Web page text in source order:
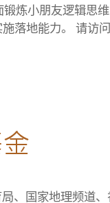
炼小朋友逻辑思
施落地能力。 请访
、国家地理频道